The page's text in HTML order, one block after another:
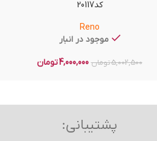
کد20117
Reno
موجود در انبار
5,002,500تومان 4,000,000تومان
پشتیبانی: